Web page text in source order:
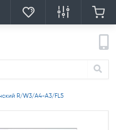
R/W3/A4-А3/FL5